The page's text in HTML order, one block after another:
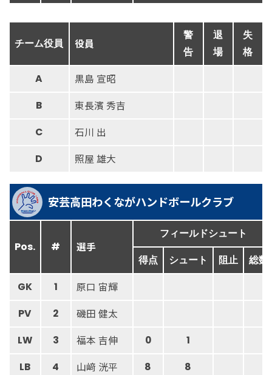
チーム役員 役員
警
告
退
場
失
格
A 黒島 宣昭
B 東長濱 秀吉
C 石川 出
D 照屋 雄大
安芸高田わくながハンドボールクラブ
Pos. # 選手
フィールドシュート
得点 シュート 阻止 総数
GK 1 原口 宙輝
PV 2 磯田 健太
LW 3 福本 吉伸 0 1
LB 4 山﨑 洸平 8 8